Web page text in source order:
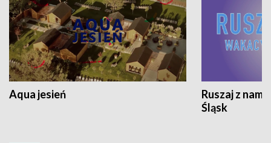
Aqua jesień
Ruszaj z
Śląsk